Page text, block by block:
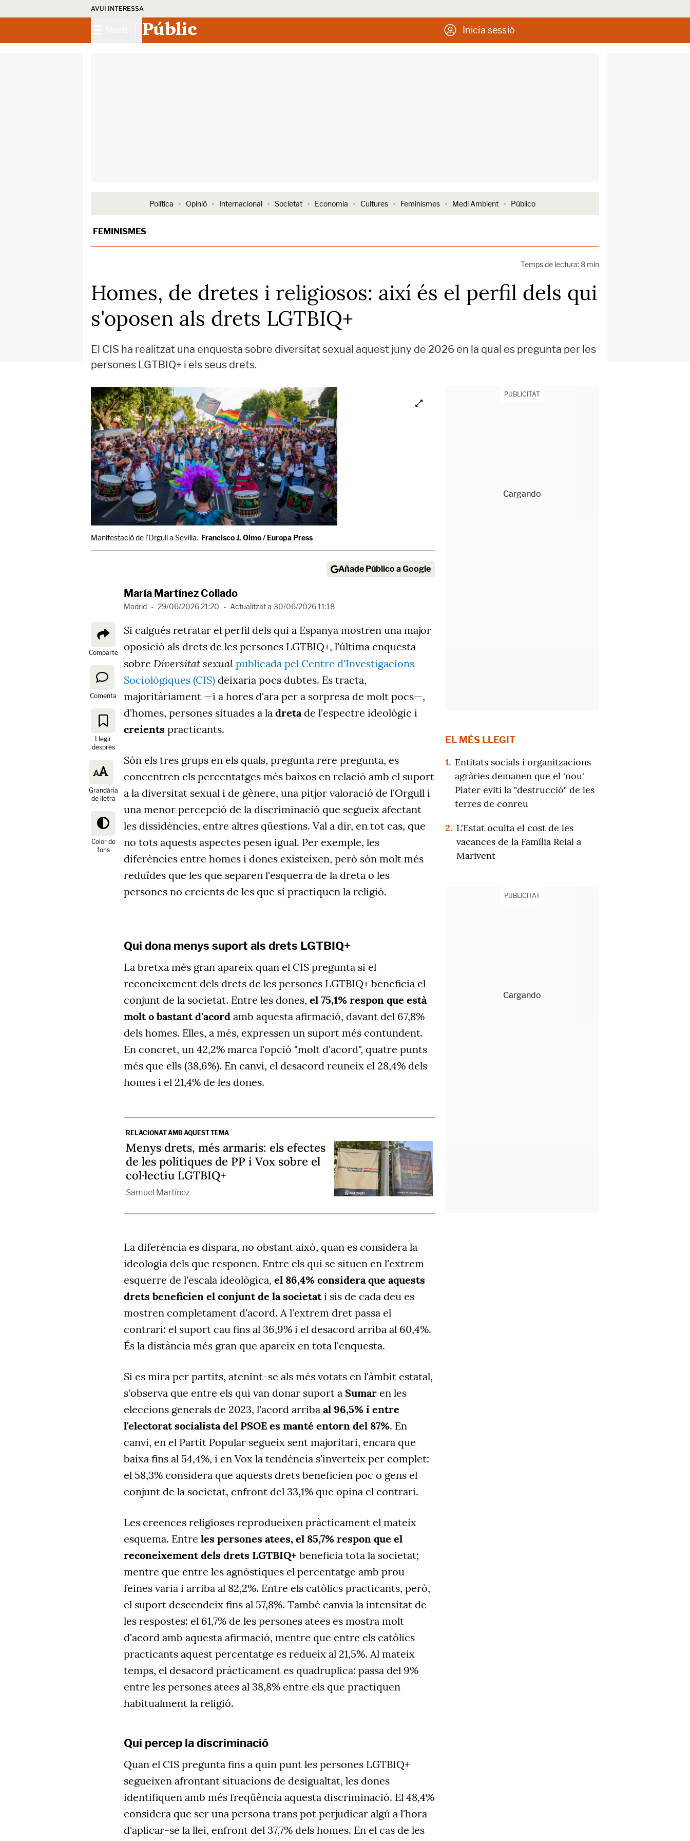
AVUI INTERESSA
Públic Inicia sessió
Política Opinió Internacional Societat Economia Cultures Feminismes Medi Ambient Público
FEMINISMES
Temps de lectura: 8 min
Homes, de dretes i religiosos: així és el perfil dels qui
s'oposen als drets LGTBIQ+
El CIS ha realitzat una enquesta sobre diversitat sexual aquest juny de 2026 en la qual es pregunta per les
persones LGTBIQ+ i els seus drets.
Manifestació de l'Orgull a Sevilla. Francisco J. Olmo / Europa Press
Añade Público a Google
María Martínez Collado
Madrid - 29/06/2026 21:20 - Actualitzat a 30/06/2026 11:18
Comparte
Comenta
Llegir
després
Grandària
de lletra
Color de
fons
Si calgués retratar el perfil dels qui a Espanya mostren una major
oposició als drets de les persones LGTBIQ+, l'última enquesta
sobre Diversitat sexual publicada pel Centre d'Investigacions
Sociològiques (CIS) deixaria pocs dubtes. Es tracta,
majoritàriament —i a hores d'ara per a sorpresa de molt pocs—,
d'homes, persones situades a la dretade l'espectre ideològic i
creients practicants.
Són els tres grups en els quals, pregunta rere pregunta, es
concentren els percentatges més baixos en relació amb el suport
a la diversitat sexual i de gènere, una pitjor valoració de l'Orgull i
una menor percepció de la discriminació que segueix afectant
les dissidències, entre altres qüestions. Val a dir, en tot cas, que
no tots aquests aspectes pesen igual. Per exemple, les
diferències entre homes i dones existeixen, però són molt més
reduïdes que les que separen l'esquerra de la dreta o les
persones no creients de les que sí practiquen la religió.
Qui dona menys suport als drets LGTBIQ+
La bretxa més gran apareix quan el CIS pregunta si el
reconeixement dels drets de les persones LGTBIQ+ beneficia el
conjunt de la societat. Entre les dones, el 75,1% respon que està
molt o bastant d'acord amb aquesta afirmació, davant del 67,8%
dels homes. Elles, a més, expressen un suport més contundent.
En concret, un 42,2% marca l'opció "molt d'acord", quatre punts
més que ells (38,6%). En canvi, el desacord reuneix el 28,4% dels
homes i el 21,4% de les dones.
RELACIONAT AMB AQUEST TEMA
Menys drets, més armaris: els efectes
de les polítiques de PP i Vox sobre el
col·lectiu LGTBIQ+
Samuel Martínez
La diferència es dispara, no obstant això, quan es considera la
ideologia dels que responen. Entre els qui se situen en l'extrem
esquerre de l'escala ideològica, el 86,4% considera que aquests
drets beneficien el conjunt de la societati sis de cada deu es
mostren completament d'acord. A l'extrem dret passa el
contrari: el suport cau fins al 36,9% i el desacord arriba al 60,4%.
És la distància més gran que apareix en tota l'enquesta.
Si es mira per partits, atenint-se als més votats en l'àmbit estatal,
s'observa que entre els qui van donar suport a Sumar en les
eleccions generals de 2023, l'acord arriba al 96,5% i entre
l'electorat socialista del PSOE es manté entorn del 87%. En
canvi, en el Partit Popular segueix sent majoritari, encara que
baixa fins al 54,4%, i en Vox la tendència s'inverteix per complet:
el 58,3% considera que aquests drets beneficien poc o gens el
conjunt de la societat, enfront del 33,1% que opina el contrari.
Les creences religioses reprodueixen pràcticament el mateix
esquema. Entre les persones atees, el 85,7% respon que el
reconeixement dels drets LGTBIQ+ beneficia tota la societat;
mentre que entre les agnòstiques el percentatge amb prou
feines varia i arriba al 82,2%. Entre els catòlics practicants, però,
el suport descendeix fins al 57,8%. També canvia la intensitat de
les respostes: el 61,7% de les persones atees es mostra molt
d'acord amb aquesta afirmació, mentre que entre els catòlics
practicants aquest percentatge es redueix al 21,5%. Al mateix
temps, el desacord pràcticament es quadruplica: passa del 9%
entre les persones atees al 38,8% entre els que practiquen
habitualment la religió.
Qui percep la discriminació
Quan el CIS pregunta fins a quin punt les persones LGTBIQ+
segueixen afrontant situacions de desigualtat, les dones
identifiquen amb més freqüència aquesta discriminació. El 48,4%
considera que ser una persona trans pot perjudicar algú a l'hora
d'aplicar-se la llei, enfront del 37,7% dels homes. En el cas de les
PUBLICITAT
EL MÉS LLEGIT
1. Entitats socials i organitzacions
agràries demanen que el 'nou'
Plater eviti la "destrucció" de les
terres de conreu
2. L'Estat oculta el cost de les
vacances de la Família Reial a
Marivent
PUBLICITAT